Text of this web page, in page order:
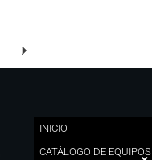
INICIO
CATÁLOGO DE EQUIPOS